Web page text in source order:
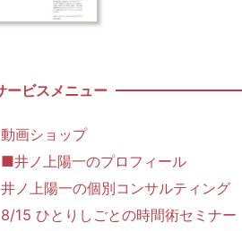
動画ショップ
■井ノ上陽一のプロフィール
井ノ上陽一の個別コンサルティング
8/15 ひとりしごとの時間術セミナー